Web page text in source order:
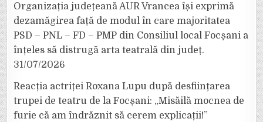
Organizația județeană AUR Vrancea își exprimă
dezamăgirea față de modul în care majoritatea
PSD – PNL – FD – PMP din Consiliul local Focșani a
înțeles să distrugă arta teatrală din județ.
31/07/2026
Reacția actriței Roxana Lupu după desființarea
trupei de teatru de la Focșani: „Misăilă mocnea de
furie că am îndrăznit să cerem explicații!”